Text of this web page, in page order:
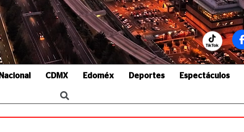
Nacional CDMX Edoméx Deportes Espectáculos